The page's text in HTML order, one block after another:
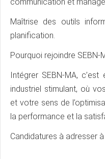
Maîtrise des outils
planification.
Pourquoi rejoindre SEBN-
Intégrer SEBN-MA,
industriel stimulant, où
et votre sens de
la performance et la
Candidatures à adresser à